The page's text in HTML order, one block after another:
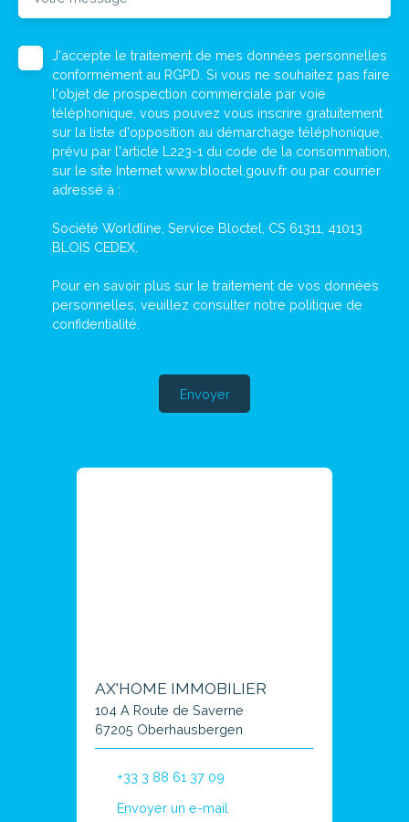
J'accepte le traitement de mes données personnelles
conformément au RGPD. Si vous ne souhaitez pas faire
l'objet de prospection commerciale par voie
téléphonique, vous pouvez vous inscrire gratuitement
sur la liste d'opposition au démarchage téléphonique,
prévu par l'article L223-1 du code de la consommation,
sur le site Internet www.bloctel.gouv.fr ou par courrier
adressé à :
Société Worldline, Service Bloctel, CS 61311, 41013
BLOIS CEDEX.
Pour en savoir plus sur le traitement de vos données
personnelles, veuillez consulter notre politique de
confidentialité
Envoyer
AX'HOME IMMOBILIER
104 A Route de Saverne
67205 Oberhausbergen
+33 3 88 61 37 09
Envoyer un e-mail